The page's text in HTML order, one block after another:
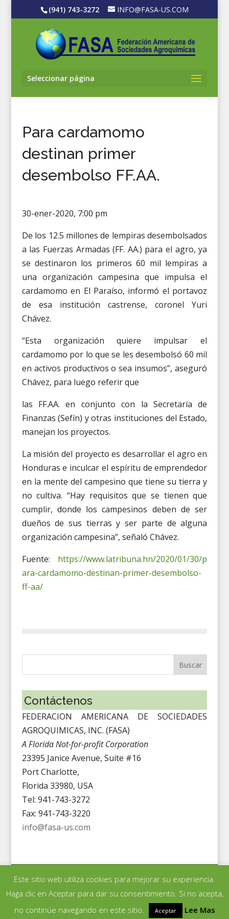
(941) 743-3272 INFO@FASA-US.COM
Seleccionar página
Para cardamomo
destinan primer
desembolso FF.AA.
30-ener-2020, 7:00 pm
De los 12.5 millones de lempiras desembolsados
a las Fuerzas Armadas (FF. AA.) para el agro, ya
se destinaron los primeros 60 mil lempiras a
una organización campesina que impulsa el
cardamomo en El Paraíso, informó el portavoz
de esa institución castrense, coronel Yuri
Chávez.
“Esta organización quiere impulsar el
cardamomo por lo que se les desembolsó 60 mil
en activos productivos o sea insumos”, aseguró
Chávez, para luego referir que
las FF.AA. en conjunto con la Secretaría de
Finanzas (Sefín) y otras instituciones del Estado,
manejan los proyectos.
La misión del proyecto es desarrollar el agro en
Honduras e inculcar el espíritu de emprendedor
en la mente del campesino que tiene su tierra y
no cultiva. “Hay requisitos que se tienen que
cumplir, donde los campesinos deben de ser
dueños de sus tierras y ser parte de alguna
organización campesina”, señaló Chávez.
Fuente:
https://www.latribuna.hn/2020/01/30/p
ara-cardamomo-destinan-primer-desembolso-
ff-aa/
Contáctenos
FEDERACION AMERICANA DE SOCIEDADES
AGROQUIMICAS, INC. (FASA)
A Florida Not-for-profit Corporation
23395 Janice Avenue, Suite #16
Port Charlotte,
Florida 33980, USA
Tel: 941-743-3272
Fax: 941-743-3220
info@fasa-us.com
Derechos de autor©2014-2026 by Federación Americana de
Sociedades Agroquímicas (FASA). Todos los derechos
reservados.Siteo porCeJay Associates, LLC
Este sitio web utiliza cookies para mejorar su experiencia.
Haga clic en Aceptar para dar su consentimiento. Si no acepta,
no continúe navegando en este sitio.
Aceptar Lee Mas